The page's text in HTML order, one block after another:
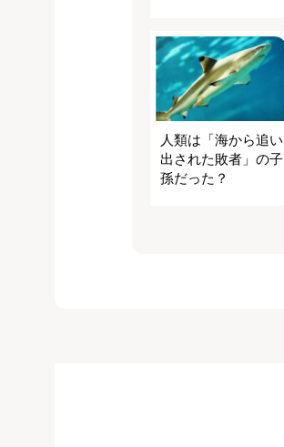
人類は「海から追い
出された敗者」の子
孫だった？